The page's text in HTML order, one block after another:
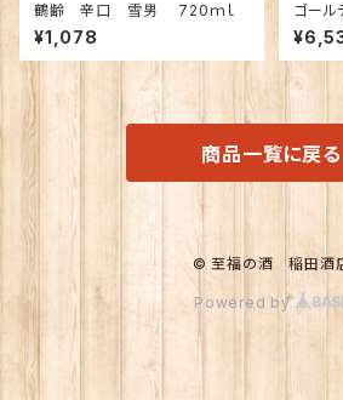
鶴齢 辛口 雪男 720ｍｌ
¥1,078
ゴール
12本
商品一覧に戻る
© 至福の酒 稲田酒
Powered by